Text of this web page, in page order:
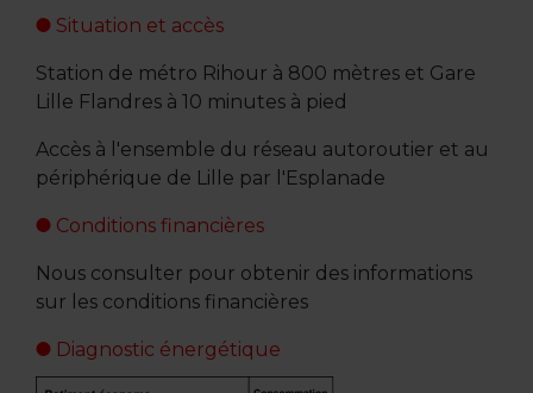
Situation et accès
Station de métro Rihour à 800 mètres et Gare
Lille Flandres à 10 minutes à pied
Accès à l'ensemble du réseau autoroutier et au
périphérique de Lille par l'Esplanade
Conditions financières
Nous consulter pour obtenir des informations
sur les conditions financières
Diagnostic énergétique